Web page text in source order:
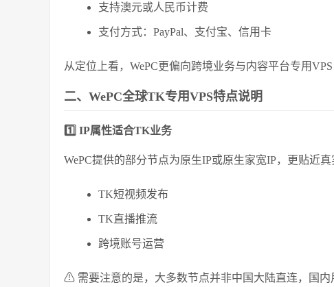
支持澳元或人民币计费
支付方式：PayPal、支付宝、信用卡
从定位上看，WePC更偏向跨境业务与内容平台专用
二、WePC全球TK专用VPS特点说明
1️⃣ IP属性适合TK业务
WePC提供的部分节点为原生IP或原生家宽IP，更贴近
TK短视频发布
TK直播推流
跨境账号运营
⚠ 需要注意的是，大多数节点并非中国大陆直连，国内